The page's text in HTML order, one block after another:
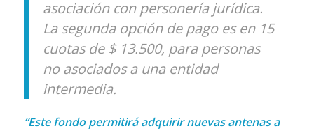
asociación con personería jurídica.
La segunda opción de pago es en 15
cuotas de $ 13.500, para personas
no asociados a una entidad
intermedia.
“Este fondo permitirá adquirir nuevas antenas a